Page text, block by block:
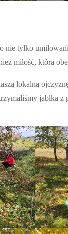
nie tylko
miłość, która
lokalną
jabłka z